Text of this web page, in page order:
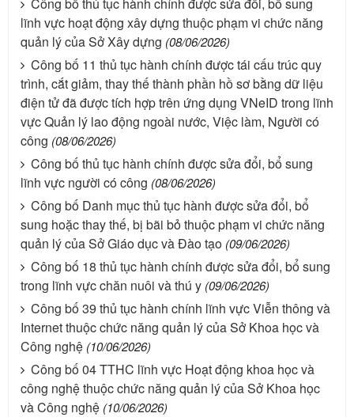
lĩnh vực hoạt động xây dựng thuộc phạm vi chức năng
quản lý của Sở Xây dựng (08/06/2026)
Công bố 11 thủ tục hành chính được tái cấu trúc quy
trình, cắt giảm, thay thế thành phần hồ sơ bằng dữ liệu
điện tử đã được tích hợp trên ứng dụng VNeID trong lĩnh
vực Quản lý lao động ngoài nước, Việc làm, Người có
công (08/06/2026)
Công bố thủ tục hành chính được sửa đổi, bổ sung
lĩnh vực người có công (08/06/2026)
Công bố Danh mục thủ tục hành được sửa đổi, bổ
sung hoặc thay thế, bị bãi bỏ thuộc phạm vi chức năng
quản lý của Sở Giáo dục và Đào tạo (09/06/2026)
Công bố 18 thủ tục hành chính được sửa đổi, bổ sung
trong lĩnh vực chăn nuôi và thú y (09/06/2026)
Công bố 39 thủ tục hành chính lĩnh vực Viễn thông và
Internet thuộc chức năng quản lý của Sở Khoa học và
Công nghệ (10/06/2026)
Công bố 04 TTHC lĩnh vực Hoạt động khoa học và
công nghệ thuộc chức năng quản lý của Sở Khoa học
và Công nghệ (10/06/2026)